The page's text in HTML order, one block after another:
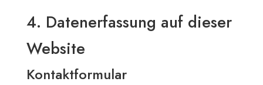
4. Datenerfassung auf dieser
Website
Kontaktformular